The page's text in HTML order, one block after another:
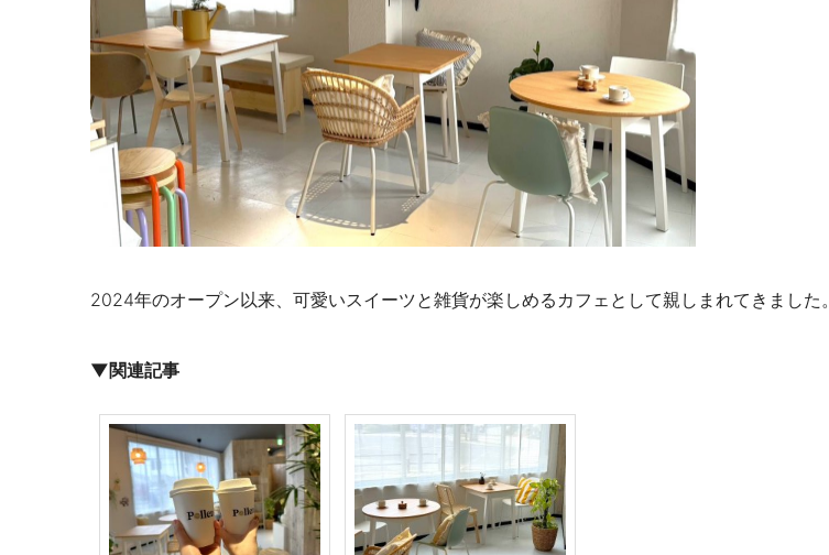
2024年のオープン以来、可愛いスイーツと雑貨が楽しめるカフェとして親しまれてきました。
▼関連記事